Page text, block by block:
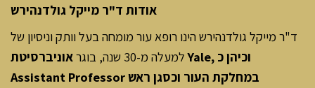
אודות ד"ר מייקל גולדנהירש
ד"ר מייקל גולדנהירש הינו רופא עור מומחה בעל וותק וניסיון של
למעלה מ-30 שנה, בוגר
אוניברסיטת Yale, וכיהן כ
Assistant Professor במחלקת העור וכסגן ראש